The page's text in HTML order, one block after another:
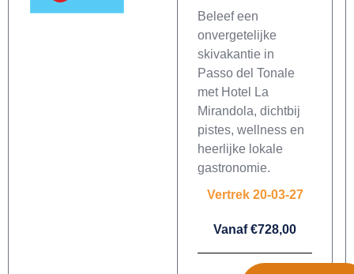
Beleef een
onvergetelijke
skivakantie in
Passo del Tonale
met Hotel La
Mirandola, dichtbij
pistes, wellness en
heerlijke lokale
gastronomie.
Vertrek 20-03-27
Vanaf €728,00